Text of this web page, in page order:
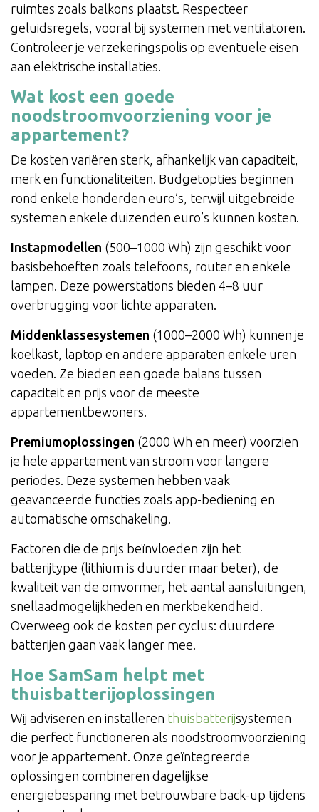
ruimtes zoals balkons plaatst. Respecteer
geluidsregels, vooral bij systemen met ventilatoren.
Controleer je verzekeringspolis op eventuele eisen
aan elektrische installaties.
Wat kost een goede
noodstroomvoorziening voor je
appartement?
De kosten variëren sterk, afhankelijk van capaciteit,
merk en functionaliteiten. Budgetopties beginnen
rond enkele honderden euro’s, terwijl uitgebreide
systemen enkele duizenden euro’s kunnen kosten.
Instapmodellen (500–1000 Wh) zijn geschikt voor
basisbehoeften zoals telefoons, router en enkele
lampen. Deze powerstations bieden 4–8 uur
overbrugging voor lichte apparaten.
Middenklassesystemen (1000–2000 Wh) kunnen je
koelkast, laptop en andere apparaten enkele uren
voeden. Ze bieden een goede balans tussen
capaciteit en prijs voor de meeste
appartementbewoners.
Premiumoplossingen (2000 Wh en meer) voorzien
je hele appartement van stroom voor langere
periodes. Deze systemen hebben vaak
geavanceerde functies zoals app-bediening en
automatische omschakeling.
Factoren die de prijs beïnvloeden zijn het
batterijtype (lithium is duurder maar beter), de
kwaliteit van de omvormer, het aantal aansluitingen,
snellaadmogelijkheden en merkbekendheid.
Overweeg ook de kosten per cyclus: duurdere
batterijen gaan vaak langer mee.
Hoe SamSam helpt met
thuisbatterijoplossingen
Wij adviseren en installeren thuisbatterijsystemen
die perfect functioneren als noodstroomvoorziening
voor je appartement. Onze geïntegreerde
oplossingen combineren dagelijkse
energiebesparing met betrouwbare back-up tijdens